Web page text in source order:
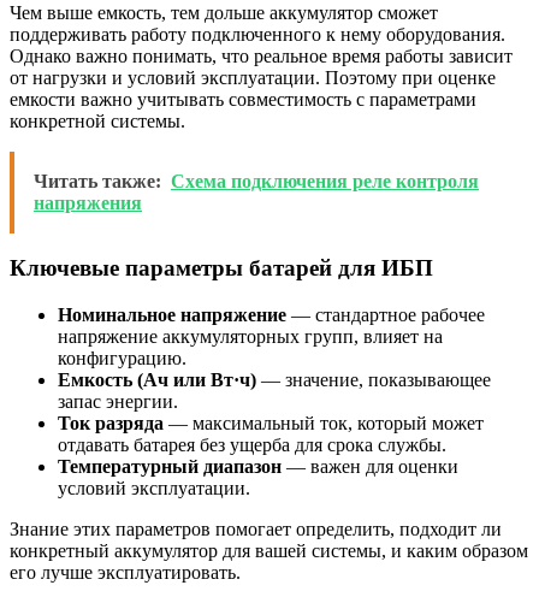
Чем выше емкость, тем дольше аккумулятор сможет
поддерживать работу подключенного к нему оборудования.
Однако важно понимать, что реальное время работы зависит
от нагрузки и условий эксплуатации. Поэтому при оценке
емкости важно учитывать совместимость с параметрами
конкретной системы.
Читать также: Схема подключения реле контроля
напряжения
Ключевые параметры батарей для ИБП
Номинальное напряжение — стандартное рабочее
напряжение аккумуляторных групп, влияет на
конфигурацию.
Емкость (Ач или Вт·ч) — значение, показывающее
запас энергии.
Ток разряда — максимальный ток, который может
отдавать батарея без ущерба для срока службы.
Температурный диапазон — важен для оценки
условий эксплуатации.
Знание этих параметров помогает определить, подходит ли
конкретный аккумулятор для вашей системы, и каким образом
его лучше эксплуатировать.